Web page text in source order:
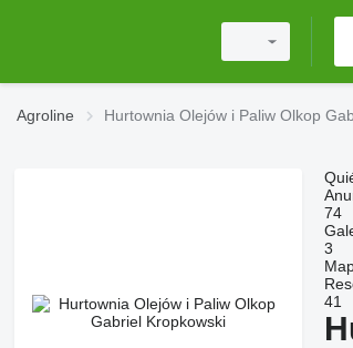
Agroline Hurtownia Olejów i Paliw Olkop
74
3
41